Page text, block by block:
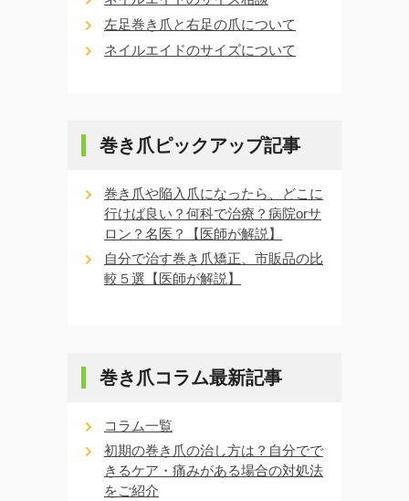
左足巻き爪と右足の爪について
ネイルエイドのサイズについて
巻き爪ピックアップ記事
巻き爪や陥入爪になったら、どこに
行けば良い？何科で治療？病院orサ
ロン？名医？【医師が解説】
自分で治す巻き爪矯正、市販品の比
較５選【医師が解説】
巻き爪コラム最新記事
コラム一覧
初期の巻き爪の治し方は？自分でで
きるケア・痛みがある場合の対処法
をご紹介